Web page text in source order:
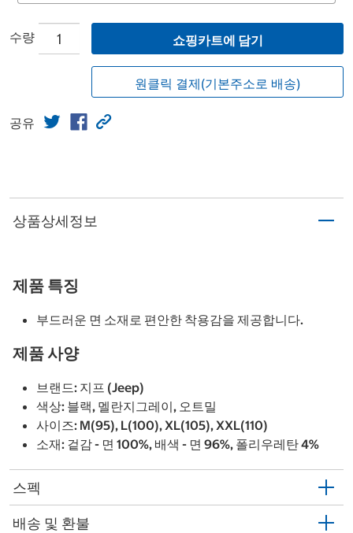
수량 쇼핑카트에 담기
원클릭 결제(기본주소로 배송)
공유
상품상세정보
제품 특징
부드러운 면 소재로 편안한 착용감을 제공합니다.
제품 사양
브랜드: 지프 (Jeep)
색상: 블랙, 멜란지그레이, 오트밀
사이즈: M(95), L(100), XL(105), XXL(110)
소재: 겉감 - 면 100%, 배색 - 면 96%, 폴리우레탄 4%
스펙
배송 및 환불